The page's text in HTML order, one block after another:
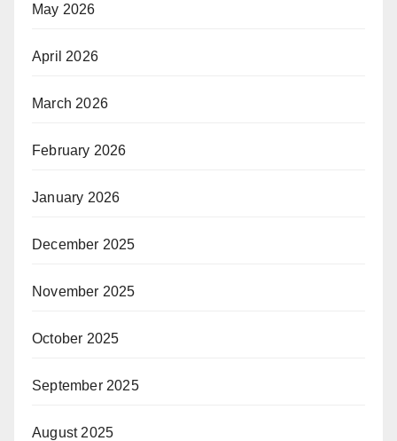
May 2026
April 2026
March 2026
February 2026
January 2026
December 2025
November 2025
October 2025
September 2025
August 2025